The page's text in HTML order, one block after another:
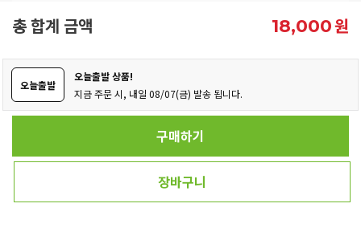
총 합계 금액 18,000원
오늘출발
오늘출발 상품!
지금 주문 시, 내일 08/07(금) 발송 됩니다.
구매하기
장바구니